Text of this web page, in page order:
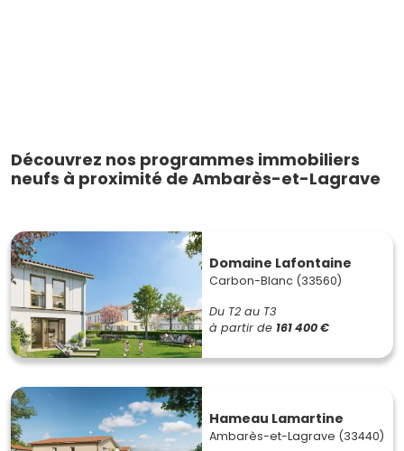
Découvrez nos programmes immobiliers
neufs à proximité de Ambarès-et-Lagrave
Domaine Lafontaine
Carbon-Blanc (33560)
Du T2 au T3
à partir de 161 400 €
Hameau Lamartine
Ambarès-et-Lagrave (33440)